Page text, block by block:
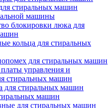
стиральных машин
машины
блокировки люка для
кольца для стиральных
для стиральных машин
управления и
стиральных машин
для стиральных машин
машин
для стиральных машин